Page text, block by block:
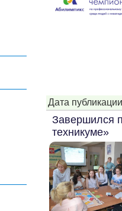
Дата
Завершился
техникуме»